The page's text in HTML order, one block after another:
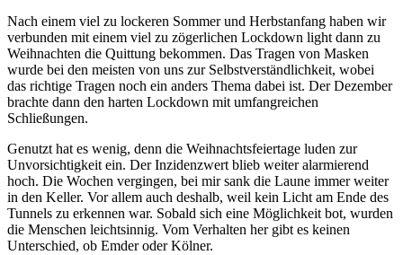
Nach einem viel zu lockeren Sommer und Herbstanfang haben wir
verbunden mit einem viel zu zögerlichen Lockdown light dann zu
Weihnachten die Quittung bekommen. Das Tragen von Masken
wurde bei den meisten von uns zur Selbstverständlichkeit, wobei
das richtige Tragen noch ein anders Thema dabei ist. Der Dezember
brachte dann den harten Lockdown mit umfangreichen
Schließungen.
Genutzt hat es wenig, denn die Weihnachtsfeiertage luden zur
Unvorsichtigkeit ein. Der Inzidenzwert blieb weiter alarmierend
hoch. Die Wochen vergingen, bei mir sank die Laune immer weiter
in den Keller. Vor allem auch deshalb, weil kein Licht am Ende des
Tunnels zu erkennen war. Sobald sich eine Möglichkeit bot, wurden
die Menschen leichtsinnig. Vom Verhalten her gibt es keinen
Unterschied, ob Emder oder Kölner.